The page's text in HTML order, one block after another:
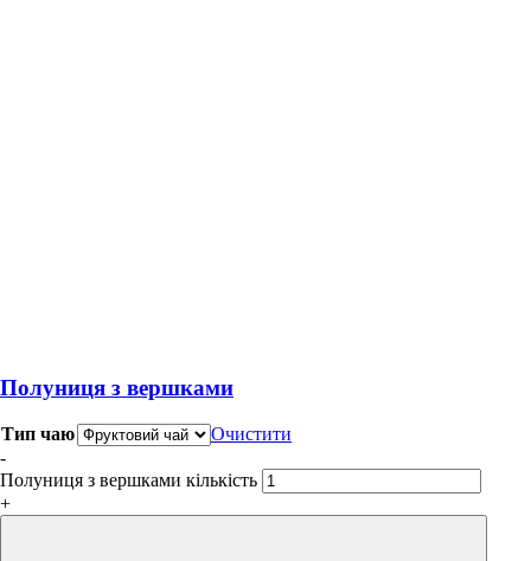
Полуниця з вершками
Тип чаю
Очистити
-
Полуниця з вершками кількість
+